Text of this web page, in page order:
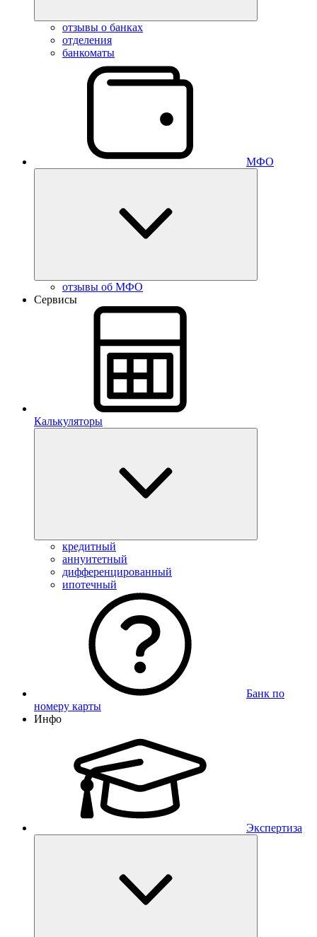
отзывы о банках
отделения
банкоматы
МФО
отзывы об МФО
Сервисы
Калькуляторы
кредитный
аннуитетный
дифференцированный
ипотечный
Банк по
номеру карты
Инфо
Экспертиза